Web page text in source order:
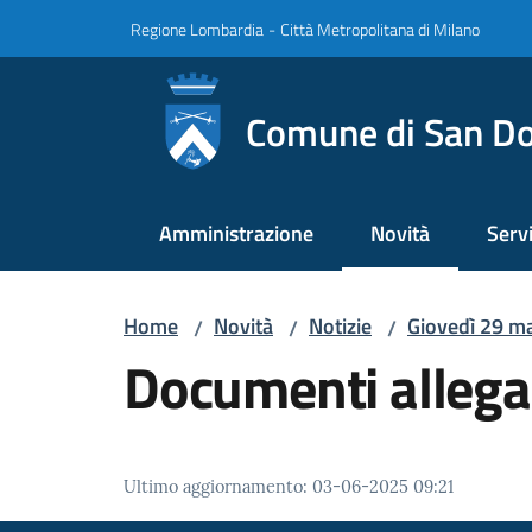
Regione Lombardia -Città Metropolitana di Milano
Comune di San
Amministrazione Novità
Menu selezionato
Home / Novità / Notizie / Giovedì 29
Documenti
Ultimo aggiornamento: 03-06-2025 09:21